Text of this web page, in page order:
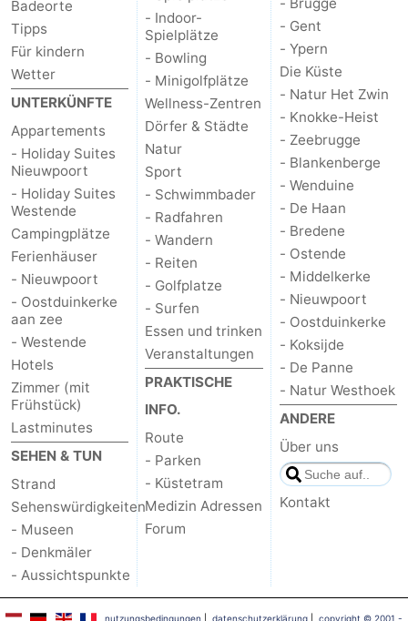
Badeorte
Tipps
Für kindern
Wetter
UNTERKÜNFTE
Appartements
- Holiday Suites
Nieuwpoort
- Holiday Suites
Westende
Campingplätze
Ferienhäuser
- Nieuwpoort
- Oostduinkerke
aan zee
- Westende
Hotels
Zimmer (mit
Frühstück)
Lastminutes
SEHEN & TUN
Strand
Sehenswürdigkeiten
- Museen
- Denkmäler
- Aussichtspunkte
- Indoor-
Spielplätze
- Bowling
- Minigolfplätze
Wellness-Zentren
Dörfer & Städte
Natur
Sport
- Schwimmbader
- Radfahren
- Wandern
- Reiten
- Golfplatze
- Surfen
Essen und trinken
Veranstaltungen
PRAKTISCHE
INFO.
Route
- Parken
- Küstetram
Medizin Adressen
Forum
- Gent
- Ypern
Die Küste
- Natur Het Zwin
- Knokke-Heist
- Zeebrugge
- Blankenberge
- Wenduine
- De Haan
- Bredene
- Ostende
- Middelkerke
- Nieuwpoort
- Oostduinkerke
- Koksijde
- De Panne
- Natur Westhoek
ANDERE
Über uns
Kontakt
nutzungsbedingungen datenschutzerklärung| copyright © 2001 -